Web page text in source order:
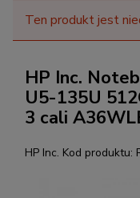
Ten produkt jest
HP Inc.
U5-135U
3 cali
HP Inc. Kod produktu: